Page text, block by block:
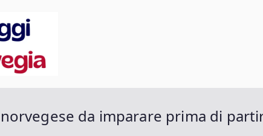
da imparare prima di